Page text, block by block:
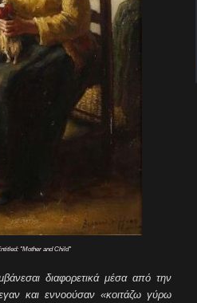
"Mother and Child"
διαφορετικά μέσα από την
και εννοούσαν «κοιτάζω γύρω